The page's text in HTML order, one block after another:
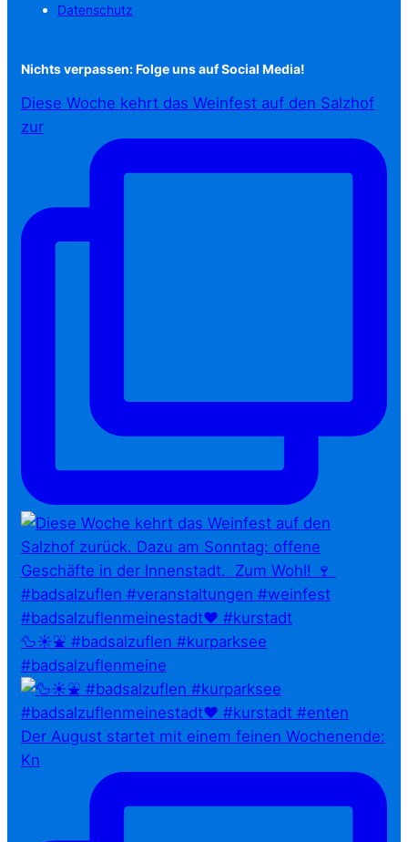
Datenschutz
Nichts verpassen: Folge uns auf Social Media!
Diese Woche kehrt das Weinfest auf den Salzhof
zur
🦆☀️⛲ #badsalzuflen #kurparksee
#badsalzuflenmeine
Der August startet mit einem feinen Wochenende:
Kn